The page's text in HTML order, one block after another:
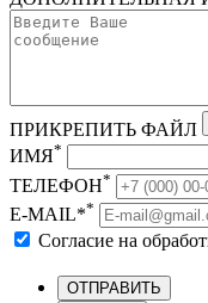
ПРИКРЕПИТЬ ФАЙЛ
ИМЯ*
ТЕЛЕФОН*
E-MAIL**
Согласие на
ОТПРАВИТЬ